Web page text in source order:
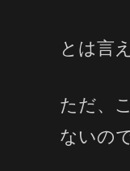
とは言
ただ、
ないの